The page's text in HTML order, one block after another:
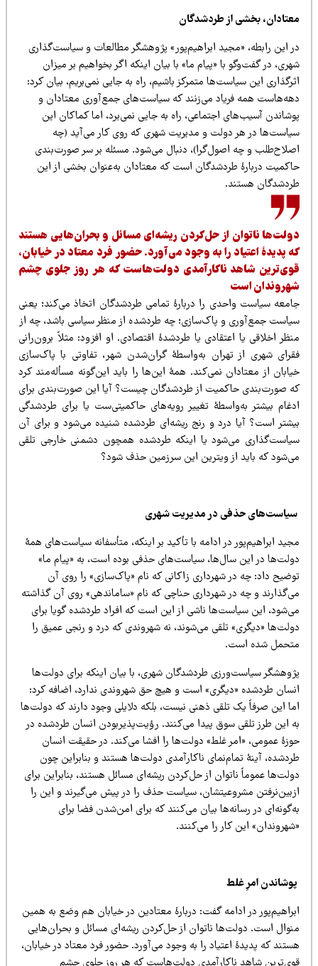
بخشی از طردشدگان
این رابطه، «مجید ابراهیم‌پور» پژوهشگر مطالعات و سیاست‌گذاری
در گفت‌وگو با «پیام ما» با بیان اینکه اگر بخواهیم بر میزان
این سیاست‌ها متمرکز باشیم، راه به جایی نمی‌بریم، بیان کرد:
همه فریاد می‌زنند که سیاست‌های جمع‌آوری معتادان و
آسیب‌های اجتماعی، راه به جایی نمی‌برد، اما کماکان این
در هر دولت و مدیریت شهری که روی کار می‌آید (چه
و چه اصول‌گرا)، دنبال می‌شود. مسئله بر سر صورت‌بندی
دربارۀ طردشدگان است که معتادان به‌عنوان بخشی از این
هستند.
ناتوان از حل‌کردن ریشه‌ای مسائل و بحران‌هایی هستند
پدیدۀ اعتیاد را به‌ وجود می‌آورد. حضور فرد معتاد در خیابان،
شاهد ناکارآمدی دولت‌هاست که هر روز جلوی چشم
است
سیاست واحدی را دربارۀ تمامی طردشدگان اتخاذ می‌کند؛ یعنی
جمع‌آوری و پاک‌سازی؛ چه طردشده از منظر سیاسی باشد، چه از
اخلاقی یا اعتقادی یا طردشدۀ اقتصادی. او افزود: مثلاً برون‌رانی
شهری از تهران به‌واسطۀ گران‌شدن شهر، تفاوتی با پاک‌سازی
از معتادان نمی‌کند. همۀ این‌ها را باید این‌گونه مسأله‌مند کرد
صورت‌بندی حاکمیت از طردشدگان چیست؟ آیا این صورت‌بندی برای
بیشتر به‌واسطۀ تغییر رویه‌های حاکمیتی‌ست یا برای طردشدگی
است؟ آیا درد و رنج ریشه‌ای طردشده شنیده می‌شود و برای آن
می‌شود یا اینکه طردشده همچون دشمنی خارجی تلقی
که باید از ویترین این سرزمین حذف شود؟
حذفی در مدیریت شهری
ابراهیم‌پور در ادامه با تأکید بر اینکه، متأسفانه سیاست‌های همۀ
در این سال‌ها، سیاست‌‌های حذفی بوده است، به «پیام ما»
داد: چه در شهرداری زاکانی که نام «پاک‌سازی» را روی آن
و چه در شهرداری حناچی که نام «ساماندهی» روی آن گذاشته
این سیاست‌ها ناشی از این است که افراد طردشده گویا برای
«دیگری» تلقی می‌شوند، نه شهروندی که درد و رنجی عمیق را
شده است.
سیاست‌ورزی طردشدگان شهری، با بیان اینکه برای دولت‌ها
طردشده «دیگری» است و هیچ حق شهروندی ندارد، اضافه کرد:
این صرفاً یک تلقی ذهنی نیست، بلکه دلایلی وجود دارند که دولت‌ها
این طرز تلقی سوق پیدا می‌کنند. رؤیت‌پذیربودن انسان طردشده در
عمومی، «امر غلط» دولت‌ها را افشا می‌کند. در حقیقت انسان
آینۀ تمام‌نمای ناکارآمدی دولت‌ها هستند و بنابراین چون
عموماً ناتوان از حل‌کردن ریشه‌ای مسائل هستند، بنابراین برای
مشروعیتشان، سیاست حذف را در پیش می‌گیرند و این را
در رسانه‌ها بیان می‌کنند که برای امن‌شدن فضا برای
این کار را می‌کنند.
امرِ غلط
در ادامه گفت: دربارۀ معتادین در خیابان هم وضع به همین
است. دولت‌ها ناتوان از حل‌کردن ریشه‌ای مسائل و بحران‌هایی
که پدیدۀ اعتیاد را به‌ وجود می‌آورد. حضور فرد معتاد در خیابان،